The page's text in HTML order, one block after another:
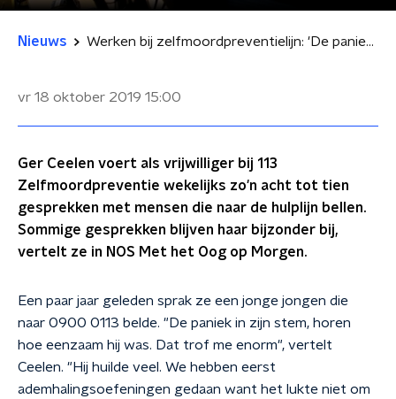
Nieuws Werken bij zelfmoordpreventielijn: 'De paniek in zijn stem, horen hoe eenzaam hij was'
vr 18 oktober 2019 15:00
Ger Ceelen voert als vrijwilliger bij 113
Zelfmoordpreventie wekelijks zo'n acht tot tien
gesprekken met mensen die naar de hulplijn bellen.
Sommige gesprekken blijven haar bijzonder bij,
vertelt ze in NOS Met het Oog op Morgen.
Een paar jaar geleden sprak ze een jonge jongen die
naar 0900 0113 belde. "De paniek in zijn stem, horen
hoe eenzaam hij was. Dat trof me enorm", vertelt
Ceelen. "Hij huilde veel. We hebben eerst
ademhalingsoefeningen gedaan want het lukte niet om